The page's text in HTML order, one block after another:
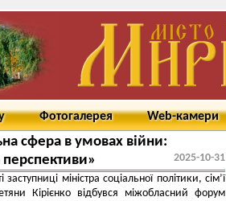
Фотогалерея Web-камери
сфера в умовах війни:
2025-10-31
міністра соціальної політики, сім’ї
Кірієнко відбувся міжобласний форум